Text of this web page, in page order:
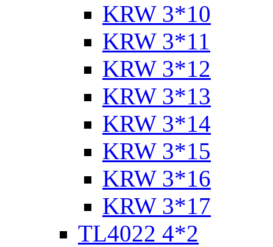
KRW 3*10
KRW 3*11
KRW 3*12
KRW 3*13
KRW 3*14
KRW 3*15
KRW 3*16
KRW 3*17
TL4022 4*2